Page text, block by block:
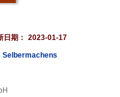
日期： 2023-01-17
Selbermachens